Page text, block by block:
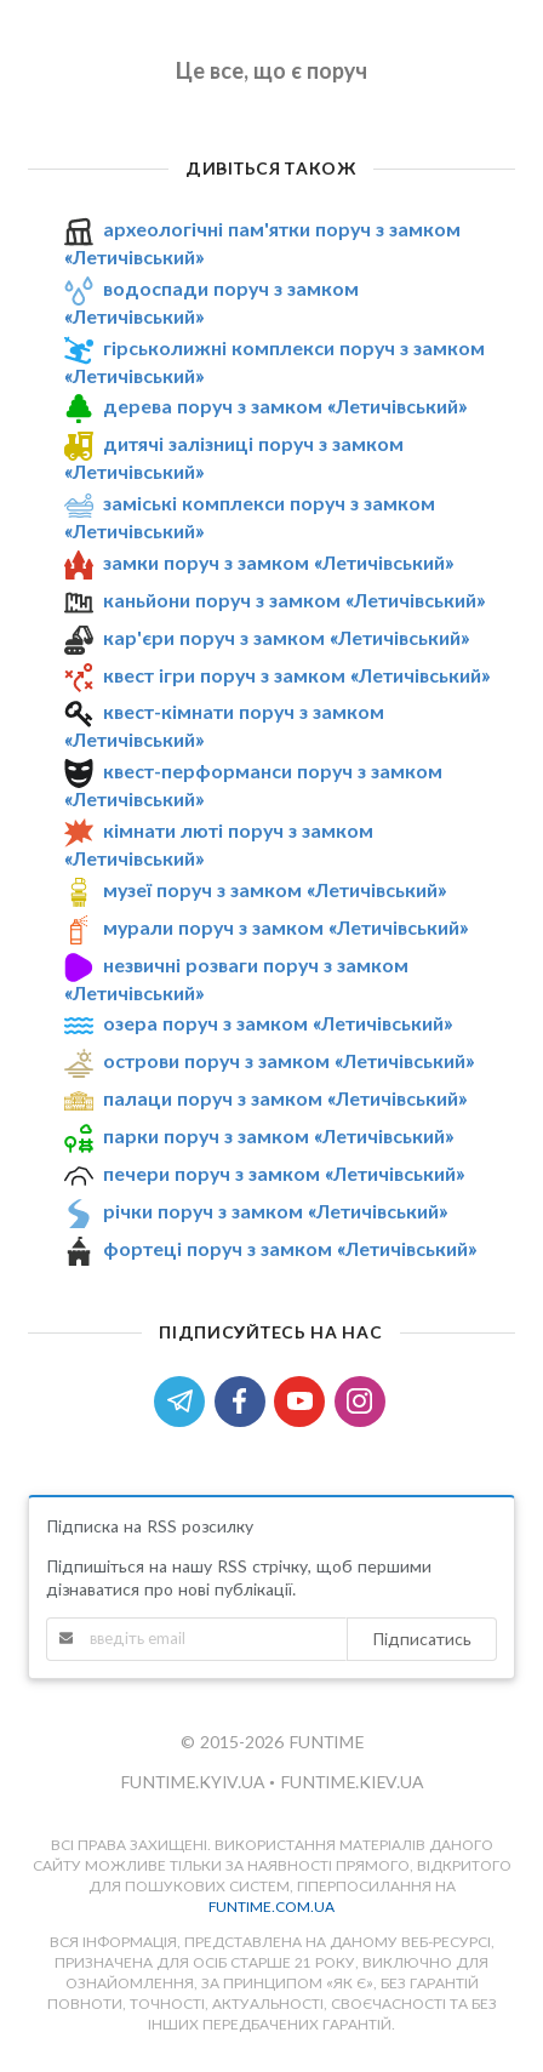
Це все, що є поруч
ДИВІТЬСЯ ТАКОЖ
археологічні пам'ятки поруч з замком
«Летичівський»
водоспади поруч з замком
«Летичівський»
гірськолижні комплекси поруч з замком
«Летичівський»
дерева поруч з замком «Летичівський»
дитячі залізниці поруч з замком
«Летичівський»
заміські комплекси поруч з замком
«Летичівський»
замки поруч з замком «Летичівський»
каньйони поруч з замком «Летичівський»
кар'єри поруч з замком «Летичівський»
квест ігри поруч з замком «Летичівський»
квест-кімнати поруч з замком
«Летичівський»
квест-перформанси поруч з замком
«Летичівський»
кімнати люті поруч з замком
«Летичівський»
музеї поруч з замком «Летичівський»
мурали поруч з замком «Летичівський»
незвичні розваги поруч з замком
«Летичівський»
озера поруч з замком «Летичівський»
острови поруч з замком «Летичівський»
палаци поруч з замком «Летичівський»
парки поруч з замком «Летичівський»
печери поруч з замком «Летичівський»
річки поруч з замком «Летичівський»
фортеці поруч з замком «Летичівський»
ПІДПИСУЙТЕСЬ НА НАС
Підписка на RSS розсилку
Підпишіться на нашу RSS стрічку, щоб першими
дізнаватися про нові публікації.
Підписатись
© 2015-2026 FUNTIME
FUNTIME.KYIV.UA • FUNTIME.KIEV.UA
ВСІ ПРАВА ЗАХИЩЕНІ. ВИКОРИСТАННЯ МАТЕРІАЛІВ ДАНОГО
САЙТУ МОЖЛИВЕ ТІЛЬКИ ЗА НАЯВНОСТІ ПРЯМОГО, ВІДКРИТОГО
ДЛЯ ПОШУКОВИХ СИСТЕМ, ГІПЕРПОСИЛАННЯ НА
FUNTIME.COM.UA
ВСЯ ІНФОРМАЦІЯ, ПРЕДСТАВЛЕНА НА ДАНОМУ ВЕБ-РЕСУРСІ,
ПРИЗНАЧЕНА ДЛЯ ОСІБ СТАРШЕ 21 РОКУ, ВИКЛЮЧНО ДЛЯ
ОЗНАЙОМЛЕННЯ, ЗА ПРИНЦИПОМ «ЯК Є», БЕЗ ГАРАНТІЙ
ПОВНОТИ, ТОЧНОСТІ, АКТУАЛЬНОСТІ, СВОЄЧАСНОСТІ ТА БЕЗ
ІНШИХ ПЕРЕДБАЧЕНИХ ГАРАНТІЙ.